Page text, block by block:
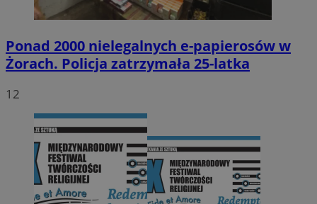
Ponad 2000 nielegalnych e-papierosów w
Żorach. Policja zatrzymała 25-latka
12